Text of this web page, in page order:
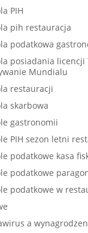
PIH
pih restauracja
podatkowa
posiadania licencji
Mundialu
restauracji
skarbowa
gastronomii
PIH sezon letni
podatkowe kasa
podatkowe
podatkowe w
a